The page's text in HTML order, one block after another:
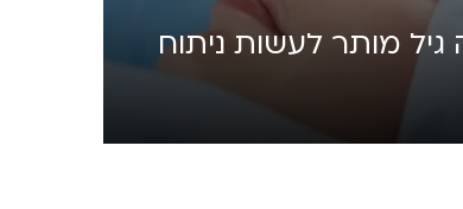
גיל מותר לעשות ניתוח